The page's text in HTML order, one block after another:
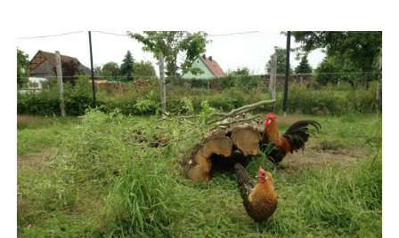
Bastelei
Malerei
Waldgeschichten
Hofgeschichten
Feuerkorb